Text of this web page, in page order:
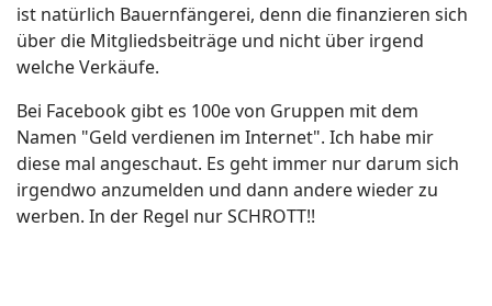
ist natürlich Bauernfängerei, denn die finanzieren sich
über die Mitgliedsbeiträge und nicht über irgend
welche Verkäufe.
Bei Facebook gibt es 100e von Gruppen mit dem
Namen "Geld verdienen im Internet". Ich habe mir
diese mal angeschaut. Es geht immer nur darum sich
irgendwo anzumelden und dann andere wieder zu
werben. In der Regel nur SCHROTT!!